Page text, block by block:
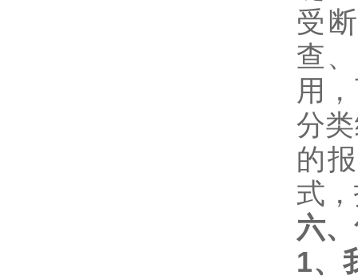
受
查
用
分
的
式
六
1、